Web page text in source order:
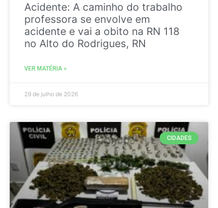
Acidente: A caminho do trabalho
professora se envolve em
acidente e vai a obito na RN 118
no Alto do Rodrigues, RN
VER MATÉRIA »
29 de julho de 2026
CIDADES